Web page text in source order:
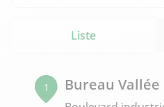
Liste
1 Bureau